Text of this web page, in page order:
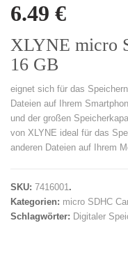
6.49 €
XLYNE micro
16 GB
eignet sich für das
Dateien auf Ihrem
und der großen
von XLYNE ideal für das
anderen Dateien auf Ihrem
SKU: 7416001.
Kategorien: micro SDHC
Schlagwörter: Digitaler